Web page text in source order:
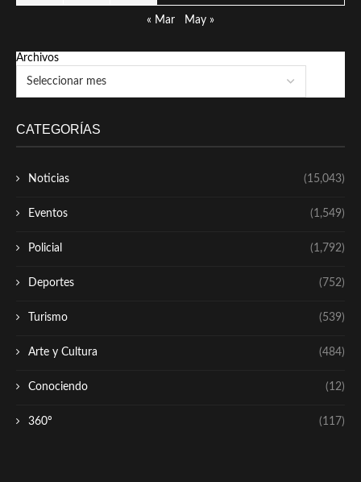
« Mar May »
Archivos
CATEGORÍAS
Noticias (15,043)
Eventos (1,549)
Policial (1,792)
Deportes (752)
Turismo (539)
Arte y Cultura (484)
Conociendo (12)
360º (117)